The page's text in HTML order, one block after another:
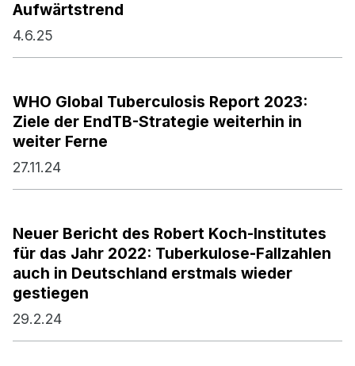
Aufwärtstrend
4.6.25
WHO Global Tuberculosis Report 2023:
Ziele der EndTB-Strategie weiterhin in
weiter Ferne
27.11.24
Neuer Bericht des Robert Koch-Institutes
für das Jahr 2022: Tuberkulose-Fallzahlen
auch in Deutschland erstmals wieder
gestiegen
29.2.24